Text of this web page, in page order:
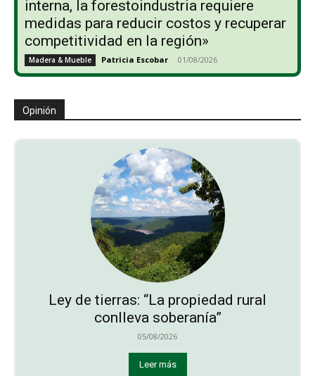
interna, la forestoindustria requiere
medidas para reducir costos y recuperar
competitividad en la región»
Madera & Mueble Patricia Escobar - 01/08/2026
Opinión
Ley de tierras: “La propiedad rural
conlleva soberanía”
05/08/2026
Leer más